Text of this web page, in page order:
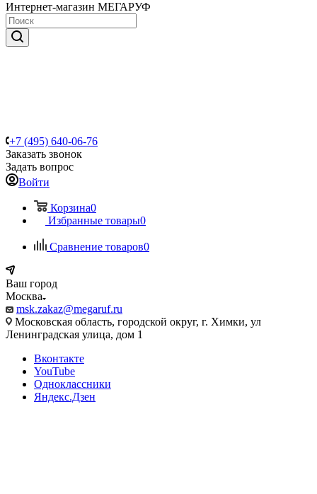
Интернет-магазин МЕГАРУФ
+7 (495) 640-06-76
Заказать звонок
Задать вопрос
Войти
Корзина0
Избранные товары0
Сравнение товаров0
Ваш город
Москва
msk.zakaz@megaruf.ru
Московская область, городской округ, г. Химки, ул
Ленинградская улица, дом 1
Вконтакте
YouTube
Одноклассники
Яндекс.Дзен